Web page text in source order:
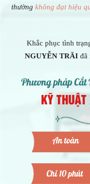
thường không đạt hiệu
Khắc phục tình
NGUYỄN TRÃIđã
Phương pháp
KỸ